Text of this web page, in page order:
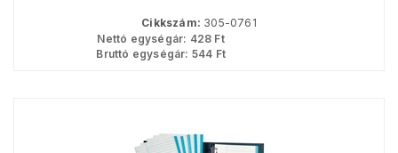
Cikkszám: 305-0761
Nettó egységár: 428 Ft
Bruttó egységár: 544 Ft